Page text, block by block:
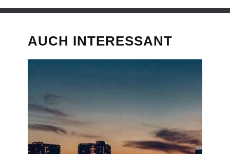
AUCH INTERESSANT